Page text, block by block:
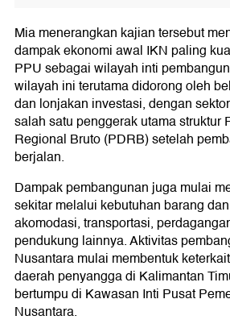
Mia menerangkan kajian tersebut
dampak ekonomi awal IKN paling
PPU sebagai wilayah inti
wilayah ini terutama didorong oleh
dan lonjakan investasi, dengan
salah satu penggerak utama struktur
Regional Bruto (PDRB) setelah
berjalan.
Dampak pembangunan juga mulai
sekitar melalui kebutuhan barang
akomodasi, transportasi,
pendukung lainnya. Aktivitas
Nusantara mulai membentuk
daerah penyangga di Kalimantan
bertumpu di Kawasan Inti Pusat
Nusantara.